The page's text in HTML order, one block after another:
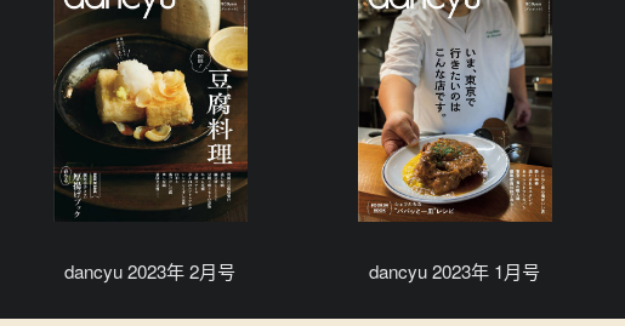
dancyu 2023年 2月号 dancyu 2023年 1月号